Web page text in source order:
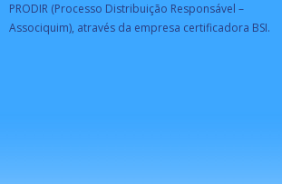
PRODIR (Processo Distribuição Responsável –
Associquim), através da empresa certificadora BSI.